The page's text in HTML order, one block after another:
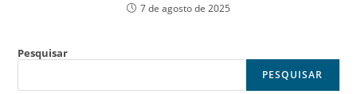
7 de agosto de 2025
Pesquisar
PESQUISAR